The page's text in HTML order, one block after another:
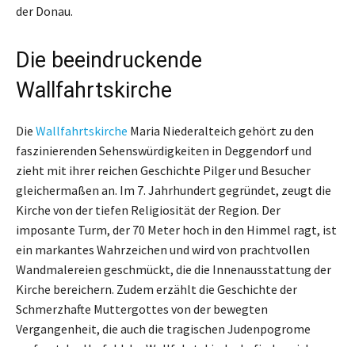
der Donau.
Die beeindruckende
Wallfahrtskirche
Die Wallfahrtskirche Maria Niederalteich gehört zu den
faszinierenden Sehenswürdigkeiten in Deggendorf und
zieht mit ihrer reichen Geschichte Pilger und Besucher
gleichermaßen an. Im 7. Jahrhundert gegründet, zeugt die
Kirche von der tiefen Religiosität der Region. Der
imposante Turm, der 70 Meter hoch in den Himmel ragt, ist
ein markantes Wahrzeichen und wird von prachtvollen
Wandmalereien geschmückt, die die Innenausstattung der
Kirche bereichern. Zudem erzählt die Geschichte der
Schmerzhafte Muttergottes von der bewegten
Vergangenheit, die auch die tragischen Judenpogrome